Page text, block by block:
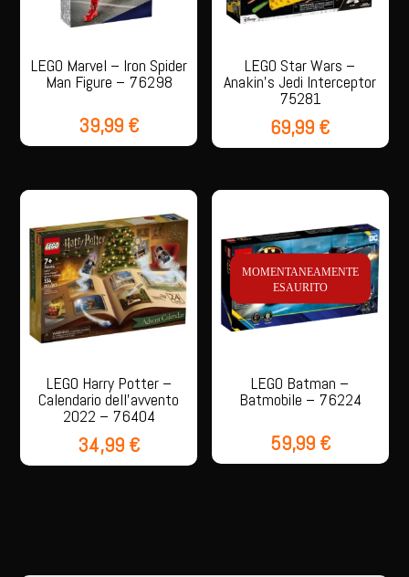
LEGO Marvel – Iron Spider
Man Figure – 76298
39,99 €
LEGO Star Wars –
Anakin’s Jedi Interceptor
75281
69,99 €
LEGO Harry Potter –
Calendario dell’avvento
2022 – 76404
34,99 €
MOMENTANEAMENTE
ESAURITO
LEGO Batman –
Batmobile – 76224
59,99 €